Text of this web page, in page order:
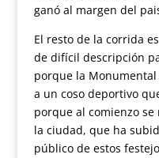
ganó al margen del
El resto de la corrida
de difícil descripción
porque la Monumental
a un coso deportivo
porque al comienzo
la ciudad, que ha
público de estos